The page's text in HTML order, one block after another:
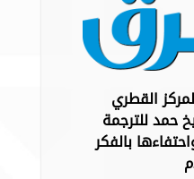
القطري
حمد للترجمة
بالفكر